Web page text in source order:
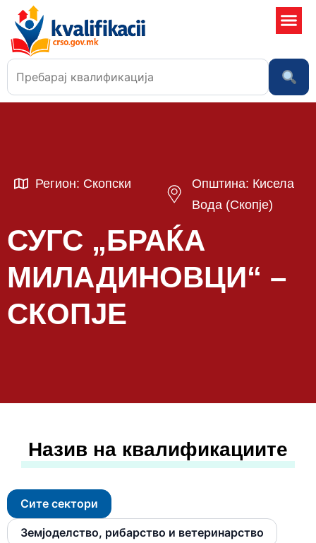
Регион: Скопски
Општина: Кисела
Вода (Скопје)
СУГС „БРАЌА
МИЛАДИНОВЦИ“ –
СКОПЈЕ
Назив на квалификациите
Сите сектори
Земјоделство, рибарство и ветеринарство